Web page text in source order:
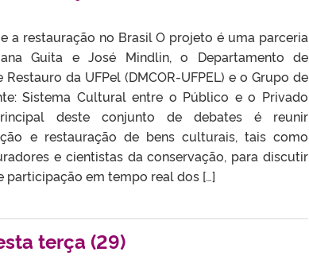
a restauração no Brasil O projeto é uma parceria
Guita e José Mindlin, o Departamento de
da UFPel (DMCOR-UFPEL) e o Grupo de
Sistema Cultural entre o Público e o Privado
deste conjunto de debates é reunir
e restauração de bens culturais, tais como
e cientistas da conservação, para discutir
em tempo real dos […]
terça (29)